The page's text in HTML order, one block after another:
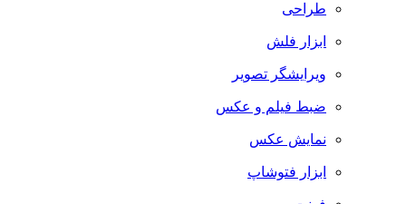
طراحی
ابزار فلش
ویرایشگر تصویر
ضبط فيلم و عكس
نمایش عکس
ابزار فتوشاپ